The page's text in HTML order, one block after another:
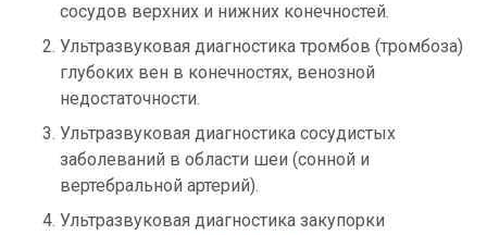
сосудов верхних и нижних конечностей.
Ультразвуковая диагностика тромбов (тромбоза)
глубоких вен в конечностях, венозной
недостаточности.
Ультразвуковая диагностика сосудистых
заболеваний в области шеи (сонной и
вертебральной артерий).
Ультразвуковая диагностика закупорки